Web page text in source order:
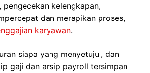
kelengkapan,
dan merapikan proses,
karyawan.
siapa yang menyetujui, dan
gaji dan arsip payroll tersimpan